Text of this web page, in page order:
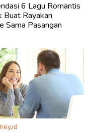
6 Lagu Romantis
Buat Rayakan
Sama Pasangan